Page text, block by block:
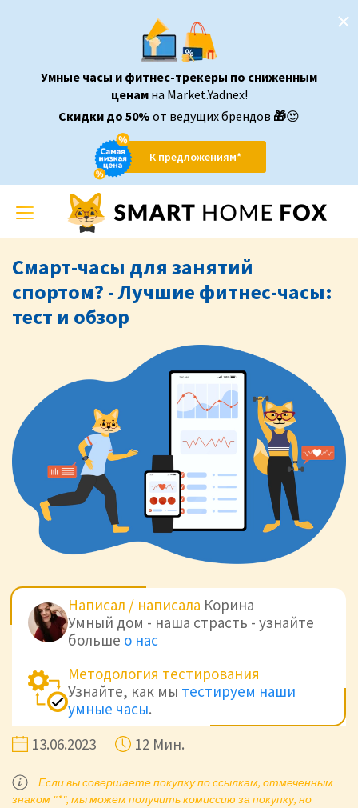
Умные часы и фитнес-трекеры по сниженным
ценам на Market.Yadnex!
Скидки до 50% от ведущих брендов 🎁😍
К предложениям*
Toggle
navigation
Смарт-часы для занятий
спортом? - Лучшие фитнес-часы:
тест и обзор
Написал / написала Корина
Умный дом - наша страсть - узнайте
больше о нас
Методология тестирования
Узнайте, как мы тестируем наши
умные часы.
13.06.2023
12 Мин.
Если вы совершаете покупку по ссылкам, отмеченным
знаком "*", мы можем получить комиссию за покупку, но